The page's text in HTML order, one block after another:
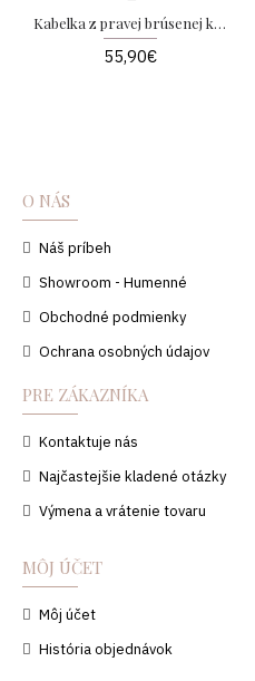
Kabelka z pravej brúsenej kože CC camel
55,90€
O NÁS
Náš príbeh
Showroom - Humenné
Obchodné podmienky
Ochrana osobných údajov
PRE ZÁKAZNÍKA
Kontaktuje nás
Najčastejšie kladené otázky
Výmena a vrátenie tovaru
MÔJ ÚČET
Môj účet
História objednávok